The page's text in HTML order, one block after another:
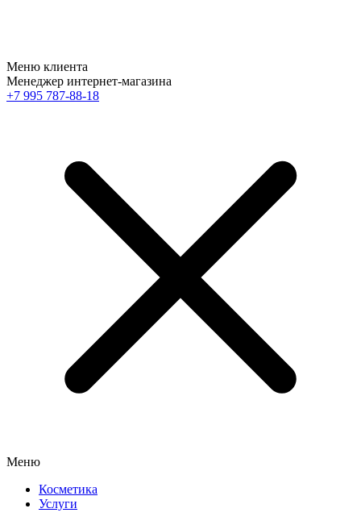
Меню клиента
Менеджер интернет-магазина
+7 995 787-88-18
Меню
Косметика
Услуги